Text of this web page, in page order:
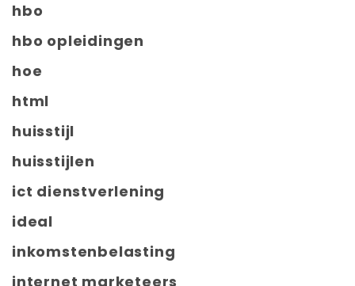
hbo
hbo opleidingen
hoe
html
huisstijl
huisstijlen
ict dienstverlening
ideal
inkomstenbelasting
internet marketeers